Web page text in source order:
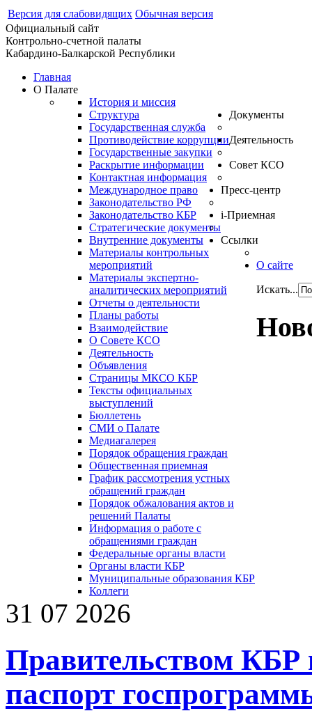
Версия для слабовидящих Обычная версия
Официальный сайт
Контрольно-счетной палаты
Кабардино-Балкарской Республики
Главная
О Палате
История и миссия
Структура
Государственная служба
Противодействие коррупции
Государственные закупки
Раскрытие информации
Контактная информация
Документы
Международное право
Законодательство РФ
Законодательство КБР
Стратегические документы
Внутренние документы
Деятельность
Материалы контрольных
мероприятий
Материалы экспертно-
аналитических мероприятий
Отчеты о деятельности
Планы работы
Взаимодействие
Совет КСО
О Совете КСО
Деятельность
Объявления
Страницы МКСО КБР
Пресс-центр
Тексты официальных
выступлений
Бюллетень
СМИ о Палате
Медиагалерея
i-Приемная
Порядок обращения граждан
Общественная приемная
График рассмотрения устных
обращений граждан
Порядок обжалования актов и
решений Палаты
Информация о работе с
обращениями граждан
Ссылки
Федеральные органы власти
Органы власти КБР
Муниципальные образования КБР
Коллеги
О сайте
Искать...
31 07 2026
Правительством КБР
паспорт